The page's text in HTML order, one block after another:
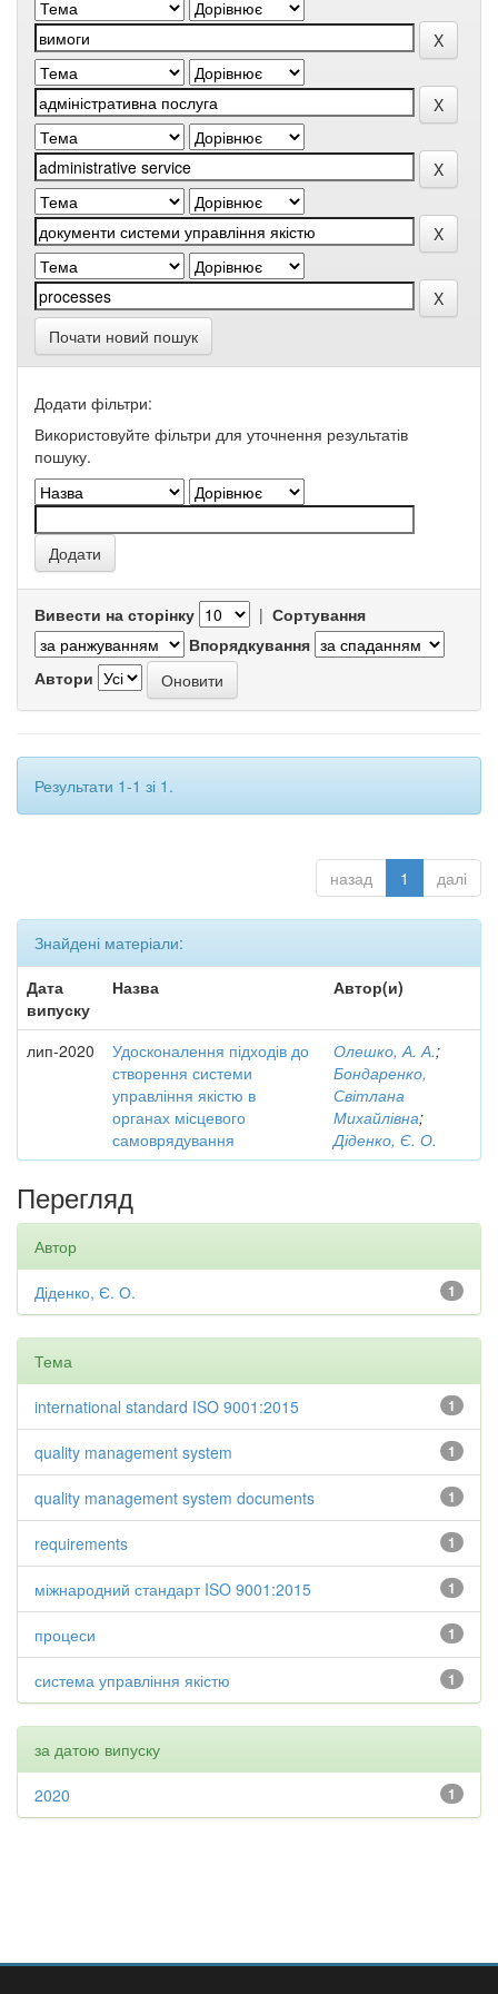
Почати новий пошук
Додати фільтри:
Використовуйте фільтри для уточнення результатів
пошуку.
Вивести на сторінку | Сортування
Впорядкування
Автори
Результати 1-1 зі 1.
назад 1 далі
Знайдені матеріали:
Дата
випуску
Назва Автор(и)
лип-2020
Удосконалення підходів до
створення системи
управління якістю в
органах місцевого
самоврядування
Олешко, А. А.;
Бондаренко,
Світлана
Михайлівна;
Діденко, Є. О.
Перегляд
Автор
1
Діденко, Є. О.
Тема
1
international standard ISO 9001:2015
1
quality management system
1
quality management system documents
1
requirements
1
міжнародний стандарт ISO 9001:2015
1
процеси
1
система управління якістю
за датою випуску
1
2020